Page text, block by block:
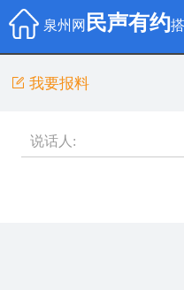
泉州网 民声有约
我要报料
说话人: